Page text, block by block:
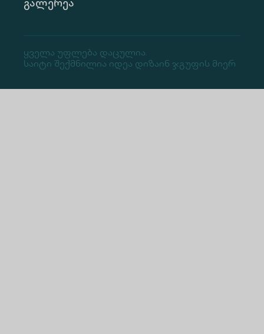
Გალერეა
Ყველა Უფლება Დაცულია.
Საიტი Შექმნილია Იდეა Დიზაინ Ჯგუფის Მიერ